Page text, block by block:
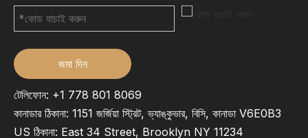
জমা দিন
টেলিফোন: +1 778 801 8069
কানাডার ঠিকানা: 1151 জর্জিয়া স্ট্রিট, ভ্যাঙ্কুভার, বিসি, কানাডা V6E0B3
US ঠিকানা: East 34 Street, Brooklyn NY 11234